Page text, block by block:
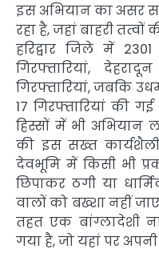
इस अभियान का असर
रहा है, जहां बाहरी
हरिद्वार जिले में
गिरफ्तारियां,
गिरफ्तारियां, जबकि
17 गिरफ्तारियां की
हिस्सों में भी अभियान
की इस सख्त
देवभूमि में किसी भी
छिपाकर ठगी या
वालों को बख्शा नहीं
तहत एक बांग्लादेशी
गया है, जो यहां पर